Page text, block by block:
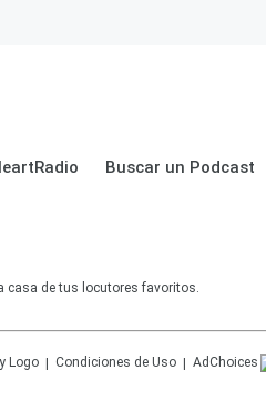
Buscar un Podcast
casa de tus locutores favoritos.
Condiciones de Uso AdChoices